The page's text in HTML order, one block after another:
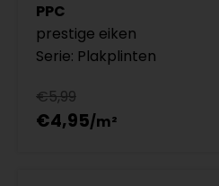
PPC
prestige eiken
Serie: Plakplinten
€5,99
€4,95